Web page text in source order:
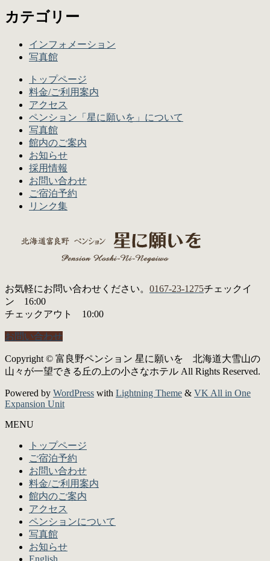
カテゴリー
インフォメーション
写真館
トップページ
料金/ご利用案内
アクセス
ペンション「星に願いを」について
写真館
館内のご案内
お知らせ
採用情報
お問い合わせ
ご宿泊予約
リンク集
お気軽にお問い合わせください。 0167-23-1275チェックイ
ン 16:00
チェックアウト 10:00
お問い合わせ
Copyright © 富良野ペンション 星に願いを 北海道大雪山の
山々が一望できる丘の上の小さなホテル All Rights Reserved.
Powered by WordPress with Lightning Theme & VK All in One
Expansion Unit
MENU
トップページ
ご宿泊予約
お問い合わせ
料金/ご利用案内
館内のご案内
アクセス
ペンションについて
写真館
お知らせ